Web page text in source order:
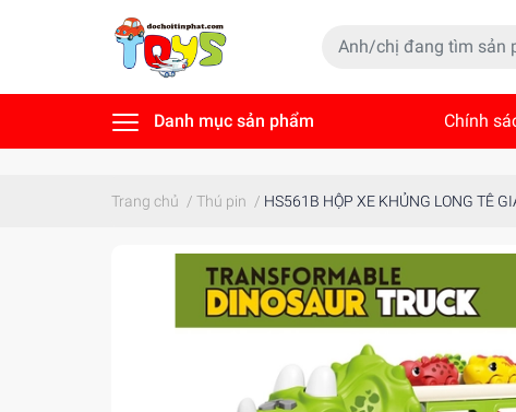
Danh mục sản phẩm Chính
Trang chủ / Thú pin / HS561B HỘP XE KHỦNG LONG TÊ